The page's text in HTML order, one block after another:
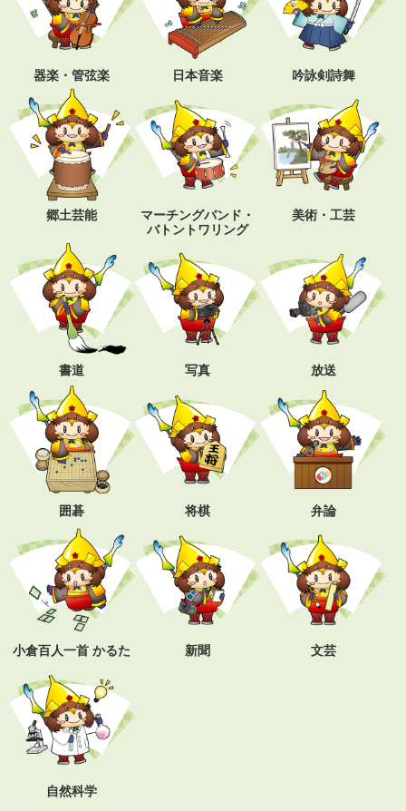
器楽・管弦楽 日本音楽 吟詠剣詩舞
郷土芸能
マーチングバンド・
バトントワリング
美術・工芸
書道 写真 放送
囲碁 将棋 弁論
小倉百人一首 かるた 新聞 文芸
自然科学